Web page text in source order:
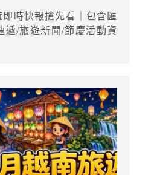
時快報搶先看｜包含匯
遞/旅遊新聞/節慶活動資